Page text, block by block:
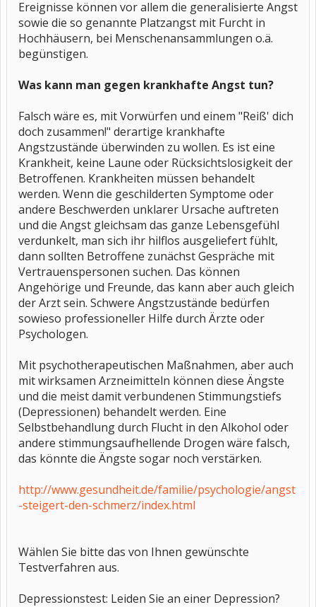
Ereignisse können vor allem die generalisierte Angst
sowie die so genannte Platzangst mit Furcht in
Hochhäusern, bei Menschenansammlungen o.ä.
begünstigen.
Was kann man gegen krankhafte Angst tun?
Falsch wäre es, mit Vorwürfen und einem "Reiß' dich
doch zusammen!" derartige krankhafte
Angstzustände überwinden zu wollen. Es ist eine
Krankheit, keine Laune oder Rücksichtslosigkeit der
Betroffenen. Krankheiten müssen behandelt
werden. Wenn die geschilderten Symptome oder
andere Beschwerden unklarer Ursache auftreten
und die Angst gleichsam das ganze Lebensgefühl
verdunkelt, man sich ihr hilflos ausgeliefert fühlt,
dann sollten Betroffene zunächst Gespräche mit
Vertrauenspersonen suchen. Das können
Angehörige und Freunde, das kann aber auch gleich
der Arzt sein. Schwere Angstzustände bedürfen
sowieso professioneller Hilfe durch Ärzte oder
Psychologen.
Mit psychotherapeutischen Maßnahmen, aber auch
mit wirksamen Arzneimitteln können diese Ängste
und die meist damit verbundenen Stimmungstiefs
(Depressionen) behandelt werden. Eine
Selbstbehandlung durch Flucht in den Alkohol oder
andere stimmungsaufhellende Drogen wäre falsch,
das könnte die Ängste sogar noch verstärken.
http://www.gesundheit.de/familie/psychologie/angst
-steigert-den-schmerz/index.html
Wählen Sie bitte das von Ihnen gewünschte
Testverfahren aus.
Depressionstest: Leiden Sie an einer Depression?